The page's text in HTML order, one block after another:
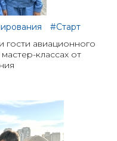
#Старт
гости авиационного
классах от